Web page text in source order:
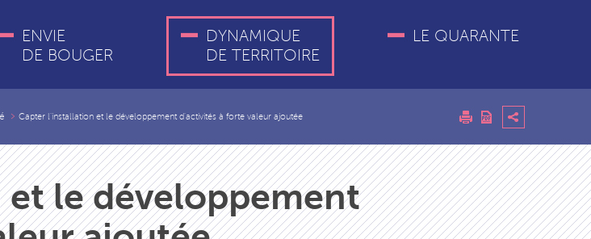
ENVIE
DE BOUGER
DYNAMIQUE
DE TERRITOIRE
LE QUARANTE
Capter l'installation et le développement d'activités à forte valeur ajoutée
le développement